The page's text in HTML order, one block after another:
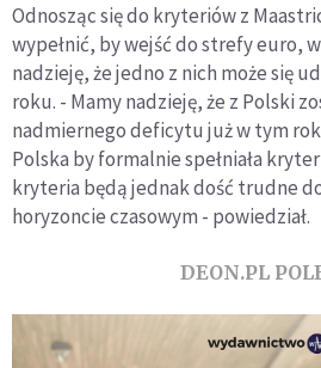
Odnosząc się do kryteriów z
wypełnić, by wejść do strefy euro,
nadzieję, że jedno z nich może się
roku. - Mamy nadzieję, że z Polski
nadmiernego deficytu już w tym
Polska by formalnie spełniała
kryteria będą jednak dość trudne
horyzoncie czasowym - powiedział.
DEON.PL